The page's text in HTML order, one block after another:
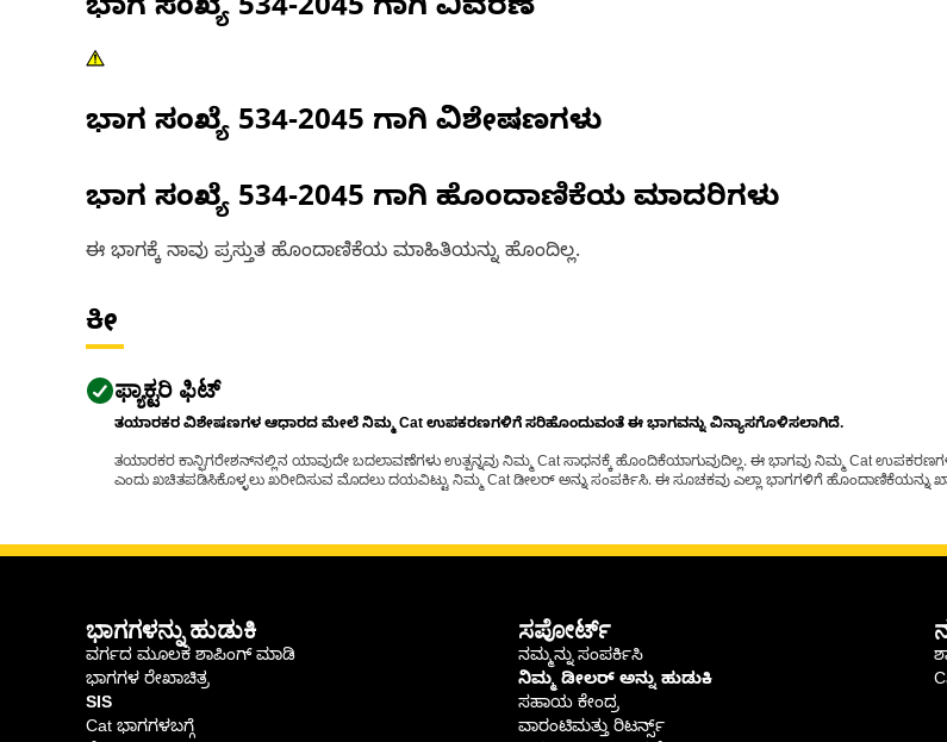
ಭಾಗ ಸಂಖ್ಯೆ 534-2045 ಗಾಗಿ ವಿವರಣೆ
ಭಾಗ ಸಂಖ್ಯೆ 534-2045 ಗಾಗಿ ವಿಶೇಷಣಗಳು
ಭಾಗ ಸಂಖ್ಯೆ 534-2045 ಗಾಗಿ ಹೊಂದಾಣಿಕೆಯ ಮಾದರಿಗಳು
ಈ ಭಾಗಕ್ಕೆ ನಾವು ಪ್ರಸ್ತುತ ಹೊಂದಾಣಿಕೆಯ ಮಾಹಿತಿಯನ್ನು ಹೊಂದಿಲ್ಲ.
ಕೀ
ಫ್ಯಾಕ್ಟರಿ ಫಿಟ್
ತಯಾರಕರ ವಿಶೇಷಣಗಳ ಆಧಾರದ ಮೇಲೆ ನಿಮ್ಮ Cat ಉಪಕರಣಗಳಿಗೆ ಸರಿಹೊಂದುವಂತೆ ಈ ಭಾಗವನ್ನು ವಿನ್ಯಾಸಗೊಳಿಸಲಾಗಿದೆ.
ತಯಾರಕರ ಕಾನ್ಫಿಗರೇಶನ್‌ನಲ್ಲಿನ ಯಾವುದೇ ಬದಲಾವಣೆಗಳು ಉತ್ಪನ್ನವು ನಿಮ್ಮ Cat ಸಾಧನಕ್ಕೆ ಹೊಂದಿಕೆಯಾಗುವುದಿಲ್ಲ. ಈ ಭಾಗವು ನಿಮ್ಮ Cat
ಎಂದು ಖಚಿತಪಡಿಸಿಕೊಳ್ಳಲು ಖರೀದಿಸುವ ಮೊದಲು ದಯವಿಟ್ಟು ನಿಮ್ಮ Cat ಡೀಲರ್ ಅನ್ನು ಸಂಪರ್ಕಿಸಿ. ಈ ಸೂಚಕವು ಎಲ್ಲಾ ಭಾಗಗಳಿಗೆ ಹೊಂದಾಣಿಕೆಯನ್ನು
ಭಾಗಗಳನ್ನು ಹುಡುಕಿ
ವರ್ಗದ ಮೂಲಕ ಶಾಪಿಂಗ್ ಮಾಡಿ
ಭಾಗಗಳ ರೇಖಾಚಿತ್ರ
SIS
Cat ಭಾಗಗಳಬಗ್ಗೆ
ಸಪೋರ್ಟ್
ನಮ್ಮನ್ನು ಸಂಪರ್ಕಿಸಿ
ನಿಮ್ಮ ಡೀಲರ್ ಅನ್ನು ಹುಡುಕಿ
ಸಹಾಯ ಕೇಂದ್ರ
ವಾರಂಟಿಮತ್ತು ರಿಟರ್ನ್ಸ್